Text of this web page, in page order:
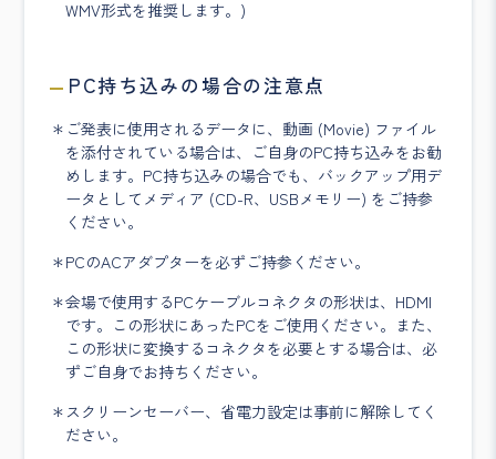
WMV形式を推奨します。)
PC持ち込みの場合の注意点
ご発表に使用されるデータに、動画 (Movie) ファイル
を添付されている場合は、ご自身のPC持ち込みをお勧
めします。PC持ち込みの場合でも、バックアップ用デ
ータとしてメディア (CD-R、USBメモリー) をご持参
ください。
PCのACアダプターを必ずご持参ください。
会場で使用するPCケーブルコネクタの形状は、HDMI
です。この形状にあったPCをご使用ください。また、
この形状に変換するコネクタを必要とする場合は、必
ずご自身でお持ちください。
スクリーンセーバー、省電力設定は事前に解除してく
ださい。